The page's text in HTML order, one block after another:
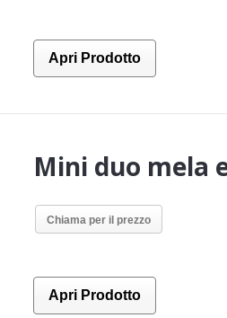
Apri Prodotto
Mini duo mela
Chiama per il prezzo
Apri Prodotto